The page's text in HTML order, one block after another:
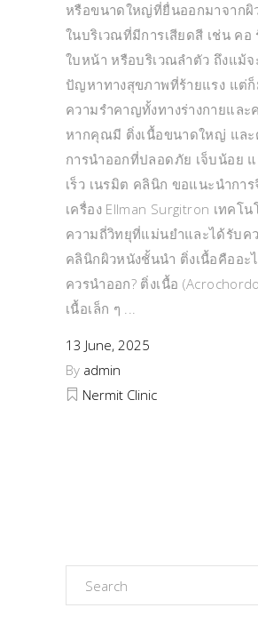
หรือขนาดใหญ่ที่ยื่นออกมาจากผิ
ในบริเวณที่มีการเสียดสี เช่น คอ
ใบหน้า หรือบริเวณลำตัว ถึงแม้จ
ปัญหาทางสุขภาพที่ร้ายแรง แต่ก็
ความรำคาญทั้งทางร่างกายและ
หากคุณมี ติ่งเนื้อขนาดใหญ่ และ
การนำออกที่ปลอดภัย เจ็บน้อย
เร็ว เนรมิต คลินิก ขอแนะนำการ
เครื่อง Ellman Surgitron เทคโ
ความถี่วิทยุที่แม่นยำและได้รับค
คลินิกผิวหนังชั้นนำ ติ่งเนื้อคืออะ
ควรนำออก? ติ่งเนื้อ
เนื้อเล็ก ๆ
13 June, 2025
By admin
Nermit Clinic
Search
for: